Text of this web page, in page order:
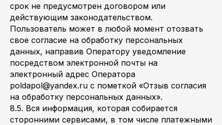
срок не предусмотрен договором или
действующим законодательством.
Пользователь может в любой момент отозвать
свое согласие на обработку персональных
данных, направив Оператору уведомление
посредством электронной почты на
электронный адрес Оператора
poldapol@yandex.ru с пометкой «Отзыв согласия
на обработку персональных данных».
8.5. Вся информация, которая собирается
сторонними сервисами, в том числе платежными